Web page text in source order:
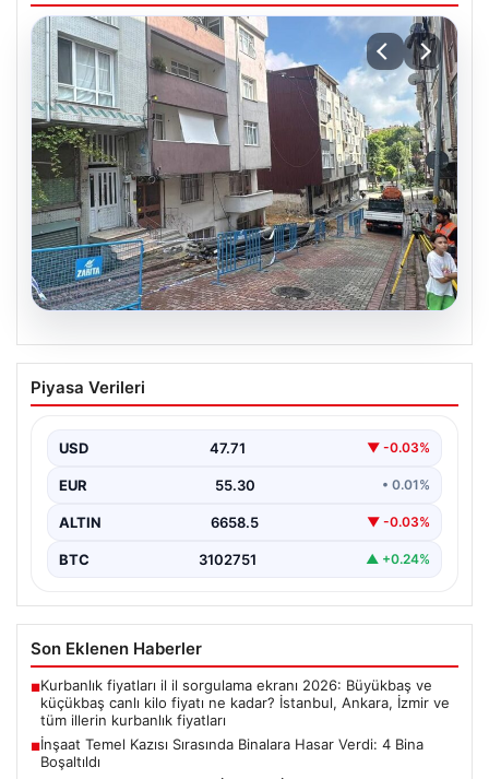
İnşaat Temel Kazısı Sırasında Binalara
Hasar Verdi: 4 Bina Boşaltıldı
temel kazısı sırasında beklenmedik hasarlar ortaya çıktı.
Piyasa Verileri
USD 47.71 ▼ -0.03%
EUR 55.30 • 0.01%
ALTIN 6658.5 ▼ -0.03%
BTC 3102751 ▲ +0.24%
Son Eklenen Haberler
■Kurbanlık fiyatları il il sorgulama ekranı 2026: Büyükbaş ve
küçükbaş canlı kilo fiyatı ne kadar? İstanbul, Ankara, İzmir ve
tüm illerin kurbanlık fiyatları
■İnşaat Temel Kazısı Sırasında Binalara Hasar Verdi: 4 Bina
Boşaltıldı